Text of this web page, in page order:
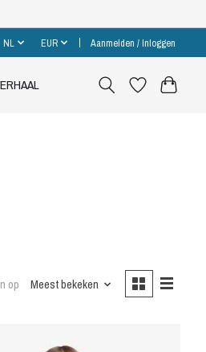
NL EUR Aanmelden / Inloggen
op Meest bekeken